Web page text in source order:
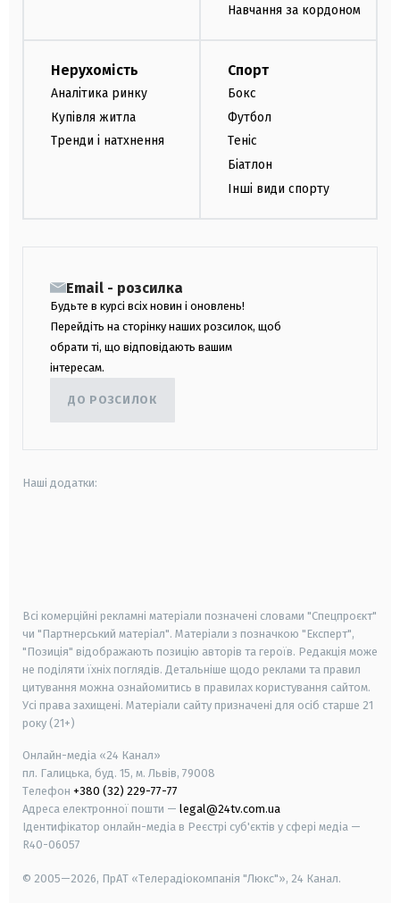
Навчання за кордоном
Нерухомість
Аналітика ринку
Купівля житла
Тренди і натхнення
Спорт
Бокс
Футбол
Теніс
Біатлон
Інші види спорту
Email - розсилка
Будьте в курсі всіх новин і оновлень!
Перейдіть на сторінку наших розсилок, щоб
обрати ті, що відповідають вашим
інтересам.
ДО РОЗСИЛОК
Наші додатки:
Всі комерційні рекламні матеріали позначені словами "Спецпроєкт"
чи "Партнерський матеріал". Матеріали з позначкою "Експерт",
"Позиція" відображають позицію авторів та героїв. Редакція може
не поділяти їхніх поглядів. Детальніше щодо реклами та правил
цитування можна ознайомитись в правилах користування сайтом.
Усі права захищені. Матеріали сайту призначені для осіб старше 21
року (21+)
Онлайн-медіа «24 Канал»
пл. Галицька, буд. 15, м. Львів, 79008
Телефон +380 (32) 229-77-77
Адреса електронної пошти — legal@24tv.com.ua
Ідентифікатор онлайн-медіа в Реєстрі суб'єктів у сфері медіа —
R40-06057
© 2005—2026, ПрАТ «Телерадіокомпанія "Люкс"», 24 Канал.